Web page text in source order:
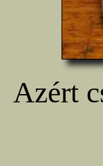
Azért